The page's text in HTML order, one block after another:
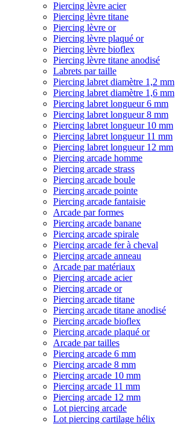
Piercing lèvre acier
Piercing lèvre titane
Piercing lèvre or
Piercing lèvre plaqué or
Piercing lèvre bioflex
Piercing lèvre titane anodisé
Labrets par taille
Piercing labret diamètre 1,2 mm
Piercing labret diamètre 1,6 mm
Piercing labret longueur 6 mm
Piercing labret longueur 8 mm
Piercing labret longueur 10 mm
Piercing labret longueur 11 mm
Piercing labret longueur 12 mm
Piercing arcade homme
Piercing arcade strass
Piercing arcade boule
Piercing arcade pointe
Piercing arcade fantaisie
Arcade par formes
Piercing arcade banane
Piercing arcade spirale
Piercing arcade fer à cheval
Piercing arcade anneau
Arcade par matériaux
Piercing arcade acier
Piercing arcade or
Piercing arcade titane
Piercing arcade titane anodisé
Piercing arcade bioflex
Piercing arcade plaqué or
Arcade par tailles
Piercing arcade 6 mm
Piercing arcade 8 mm
Piercing arcade 10 mm
Piercing arcade 11 mm
Piercing arcade 12 mm
Lot piercing arcade
Lot piercing cartilage hélix